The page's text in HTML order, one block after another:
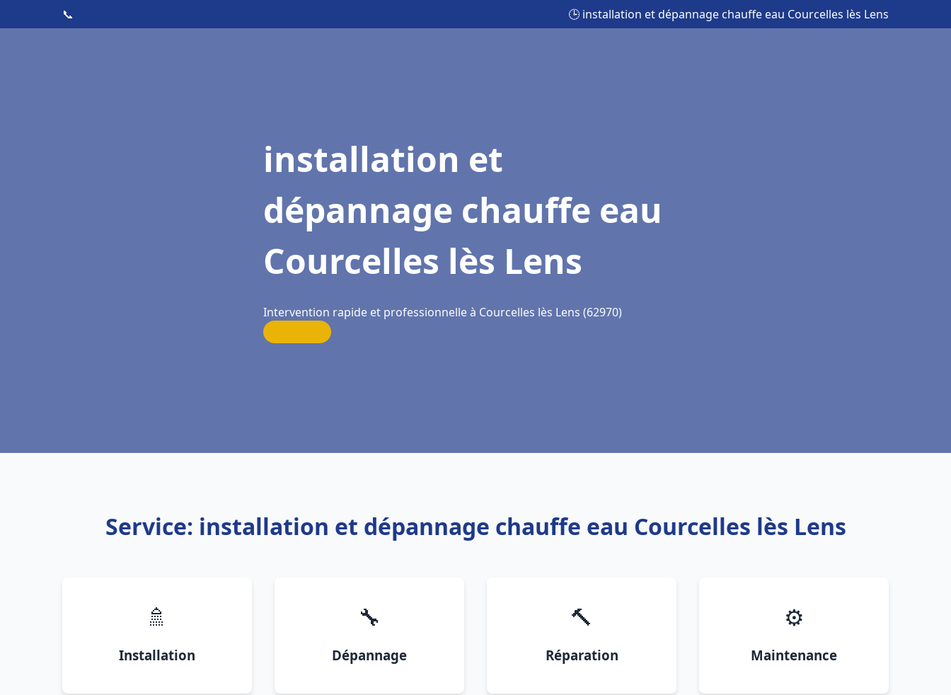
📞 🕒 installation et dépannage chauffe eau Courcelles lès Lens
installation et
dépannage chauffe eau
Courcelles lès Lens
Intervention rapide et professionnelle à Courcelles lès Lens (62970)
Service: installation et dépannage chauffe eau Courcelles lès Lens
🚿
Installation
🔧
Dépannage
🔨
Réparation
⚙️
Maintenance